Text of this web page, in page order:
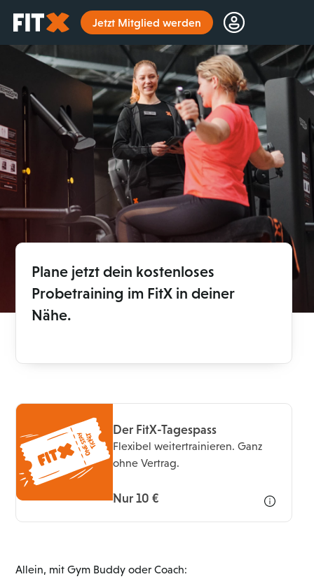
Startseite Jetzt Mitglied werden
Plane jetzt dein kostenloses
Probetraining im FitX in deiner
Nähe.
Der FitX-Tagespass
Flexibel weitertrainieren. Ganz
ohne Vertrag.
Nur 10 €
Allein, mit Gym Buddy oder Coach: